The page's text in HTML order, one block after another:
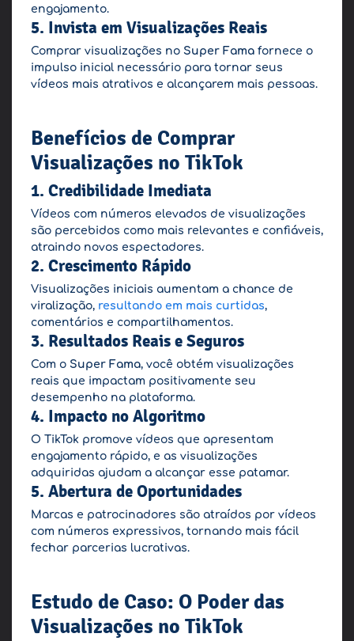
engajamento.
5. Invista em Visualizações Reais
Comprar visualizações no Super Fama fornece o
impulso inicial necessário para tornar seus
vídeos mais atrativos e alcançarem mais pessoas.
Benefícios de Comprar
Visualizações no TikTok
1. Credibilidade Imediata
Vídeos com números elevados de visualizações
são percebidos como mais relevantes e confiáveis,
atraindo novos espectadores.
2. Crescimento Rápido
Visualizações iniciais aumentam a chance de
viralização, resultando em mais curtidas,
comentários e compartilhamentos.
3. Resultados Reais e Seguros
Com o Super Fama, você obtém visualizações
reais que impactam positivamente seu
desempenho na plataforma.
4. Impacto no Algoritmo
O TikTok promove vídeos que apresentam
engajamento rápido, e as visualizações
adquiridas ajudam a alcançar esse patamar.
5. Abertura de Oportunidades
Marcas e patrocinadores são atraídos por vídeos
com números expressivos, tornando mais fácil
fechar parcerias lucrativas.
Estudo de Caso: O Poder das
Visualizações no TikTok